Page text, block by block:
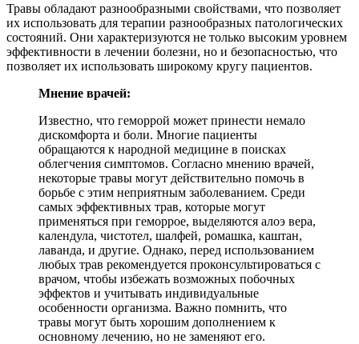
Травы обладают разнообразными свойствами, что позволяет
их использовать для терапии разнообразных патологических
состояний. Они характеризуются не только высоким уровнем
эффективности в лечении болезни, но и безопасностью, что
позволяет их использовать широкому кругу пациентов.
Мнение врачей:
Известно, что геморрой может принести немало
дискомфорта и боли. Многие пациенты
обращаются к народной медицине в поисках
облегчения симптомов. Согласно мнению врачей,
некоторые травы могут действительно помочь в
борьбе с этим неприятным заболеванием. Среди
самых эффективных трав, которые могут
применяться при геморрое, выделяются алоэ вера,
календула, чистотел, шалфей, ромашка, каштан,
лаванда, и другие. Однако, перед использованием
любых трав рекомендуется проконсультироваться с
врачом, чтобы избежать возможных побочных
эффектов и учитывать индивидуальные
особенности организма. Важно помнить, что
травы могут быть хорошим дополнением к
основному лечению, но не заменяют его.